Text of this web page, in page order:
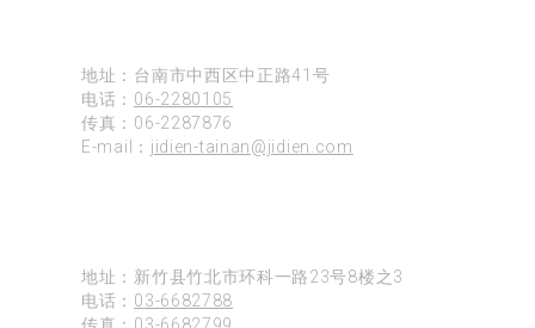
地址：台南市中西区中正路41号
电话： 06-2280105
传真：06-2287876
E-mail： jidien-tainan@jidien.com
地址：新竹县竹北市环科一路23号8楼之3
电话： 03-6682788